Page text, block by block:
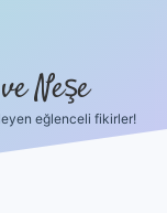
Neşe
eğlenceli fikirler!